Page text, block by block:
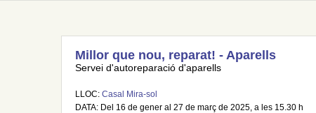
Millor que nou, reparat! - Aparells
Servei d'autoreparació d'aparells
LLOC: Casal Mira-sol
DATA: Del 16 de gener al 27 de març de 2025, a les 15.30 h